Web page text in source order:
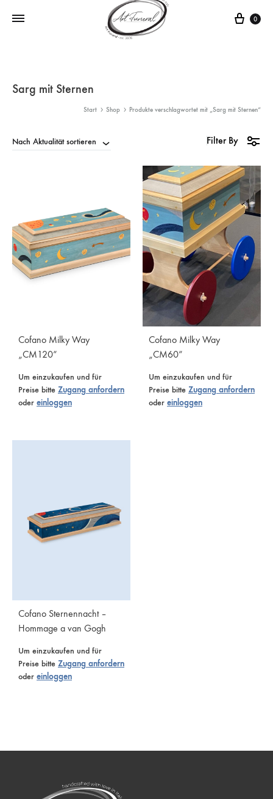
0
Sarg mit Sternen
Start Shop Produkte verschlagwortet mit „Sarg mit Sternen“
Nach Aktualität sortieren Filter By
Cofano Milky Way
„CM120“
Um einzukaufen und für
Preise bitte Zugang anfordern
oder einloggen
Cofano Milky Way
„CM60“
Um einzukaufen und für
Preise bitte Zugang anfordern
oder einloggen
Cofano Sternennacht –
Hommage a van Gogh
Um einzukaufen und für
Preise bitte Zugang anfordern
oder einloggen